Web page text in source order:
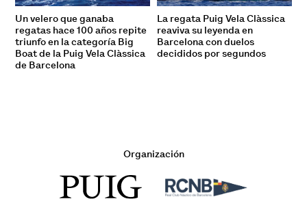
Un velero que ganaba
regatas hace 100 años repite
triunfo en la categoría Big
Boat de la Puig Vela Clàssica
de Barcelona
La regata Puig Vela Clàssica
reaviva su leyenda en
Barcelona con duelos
decididos por segundos
Organización